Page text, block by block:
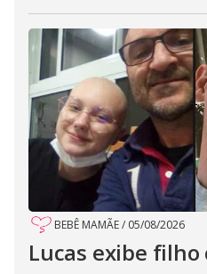
BEBÊ MAMÃE/ 05/08/2026
Lucas exibe